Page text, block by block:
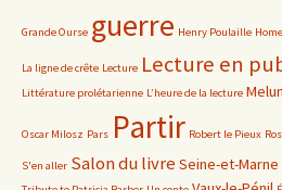
Grande Ourse guerre Henry Poulaille
La ligne de crête Lecture Lecture en
Littérature prolétarienne L’heure de la lecture Melun
Oscar Milosz Pars Partir Robert le Pieux
S'en aller Salon du livre Seine-et-Marne